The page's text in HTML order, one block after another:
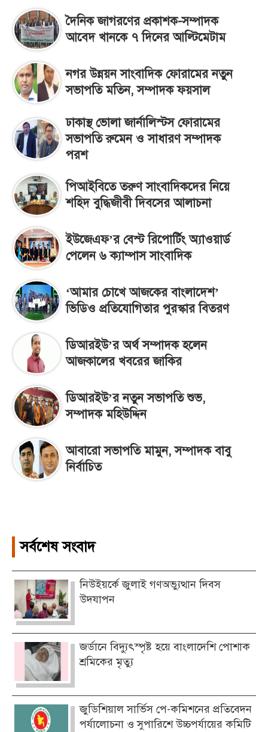
দৈনিক জাগরণের প্রকাশক-সম্পাদক
আবেদ খানকে ৭ দিনের আল্টিমেটাম
নগর উন্নয়ন সাংবাদিক ফোরামের নতুন
সভাপতি মতিন, সম্পাদক ফয়সাল
ঢাকাস্থ ভোলা জার্নালিস্টস ফোরামের
সভাপতি রুমেন ও সাধারণ সম্পাদক
পরশ
পিআইবিতে তরুণ সাংবাদিকদের নিয়ে
শহিদ বুদ্ধিজীবী দিবসের আলাচনা
ইউজেএফ’র বেস্ট রিপোর্টিং অ্যাওয়ার্ড
পেলেন ৬ ক্যাম্পাস সাংবাদিক
‘আমার চোখে আজকের বাংলাদেশ’
ভিডিও প্রতিযোগিতার পুরস্কার বিতরণ
ডিআরইউ’র অর্থ সম্পাদক হলেন
আজকালের খবরের জাকির
ডিআরইউ’র নতুন সভাপতি শুভ,
সম্পাদক মহিউদ্দিন
আবারো সভাপতি মামুন, সম্পাদক বাবু
নির্বাচিত
সর্বশেষ সংবাদ
নিউইয়র্কে জুলাই গণঅভ্যুত্থান দিবস
উদযাপন
জর্ডানে বিদ্যুৎস্পৃষ্ট হয়ে বাংলাদেশি পোশাক
শ্রমিকের মৃত্যু
জুডিশিয়াল সার্ভিস পে-কমিশনের প্রতিবেদন
পর্যালোচনা ও সুপারিশে উচ্চপর্যায়ের কমিটি